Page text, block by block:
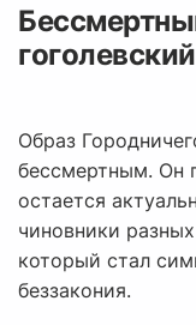
Образ
бессмертным. Он
остается
чиновники
который стал
беззакония.